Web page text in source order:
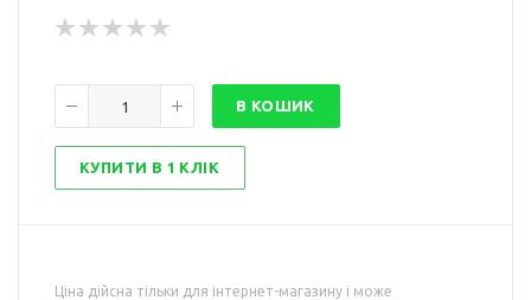
В КОШИК
КУПИТИ В 1 КЛІК
Ціна дійсна тільки для інтернет-магазину і може